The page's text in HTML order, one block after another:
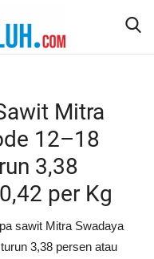
Mitra
12–18
3,38
per Kg
sawit Mitra Swadaya
3,38 persen atau